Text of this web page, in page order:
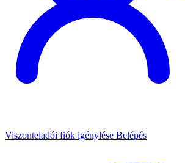
Viszonteladói fiók igénylése Belépés